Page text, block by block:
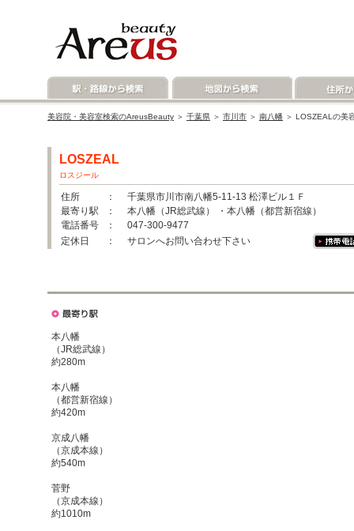
美容院・美容室検索のAreusBeauty ＞ 千葉県 ＞ 市川市 ＞ 南八幡 ＞ LOSZEALの美
LOSZEAL
ロスジール
住所
： 千葉県市川市南八幡5-11-13 松澤ビル１Ｆ
最寄り駅
： 本八幡（JR総武線） ・本八幡（都営新宿線）
電話番号
： 047-300-9477
定休日
： サロンへお問い合わせ下さい
本八幡
（JR総武線）
約280m
本八幡
（都営新宿線）
約420m
京成八幡
（京成本線）
約540m
菅野
（京成本線）
約1010m